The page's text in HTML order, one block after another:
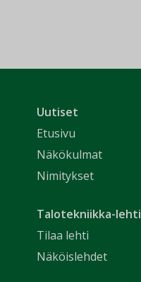
Uutiset
Etusivu
Näkökulmat
Nimitykset
Talotekniikka-lehti
Tilaa lehti
Näköislehdet